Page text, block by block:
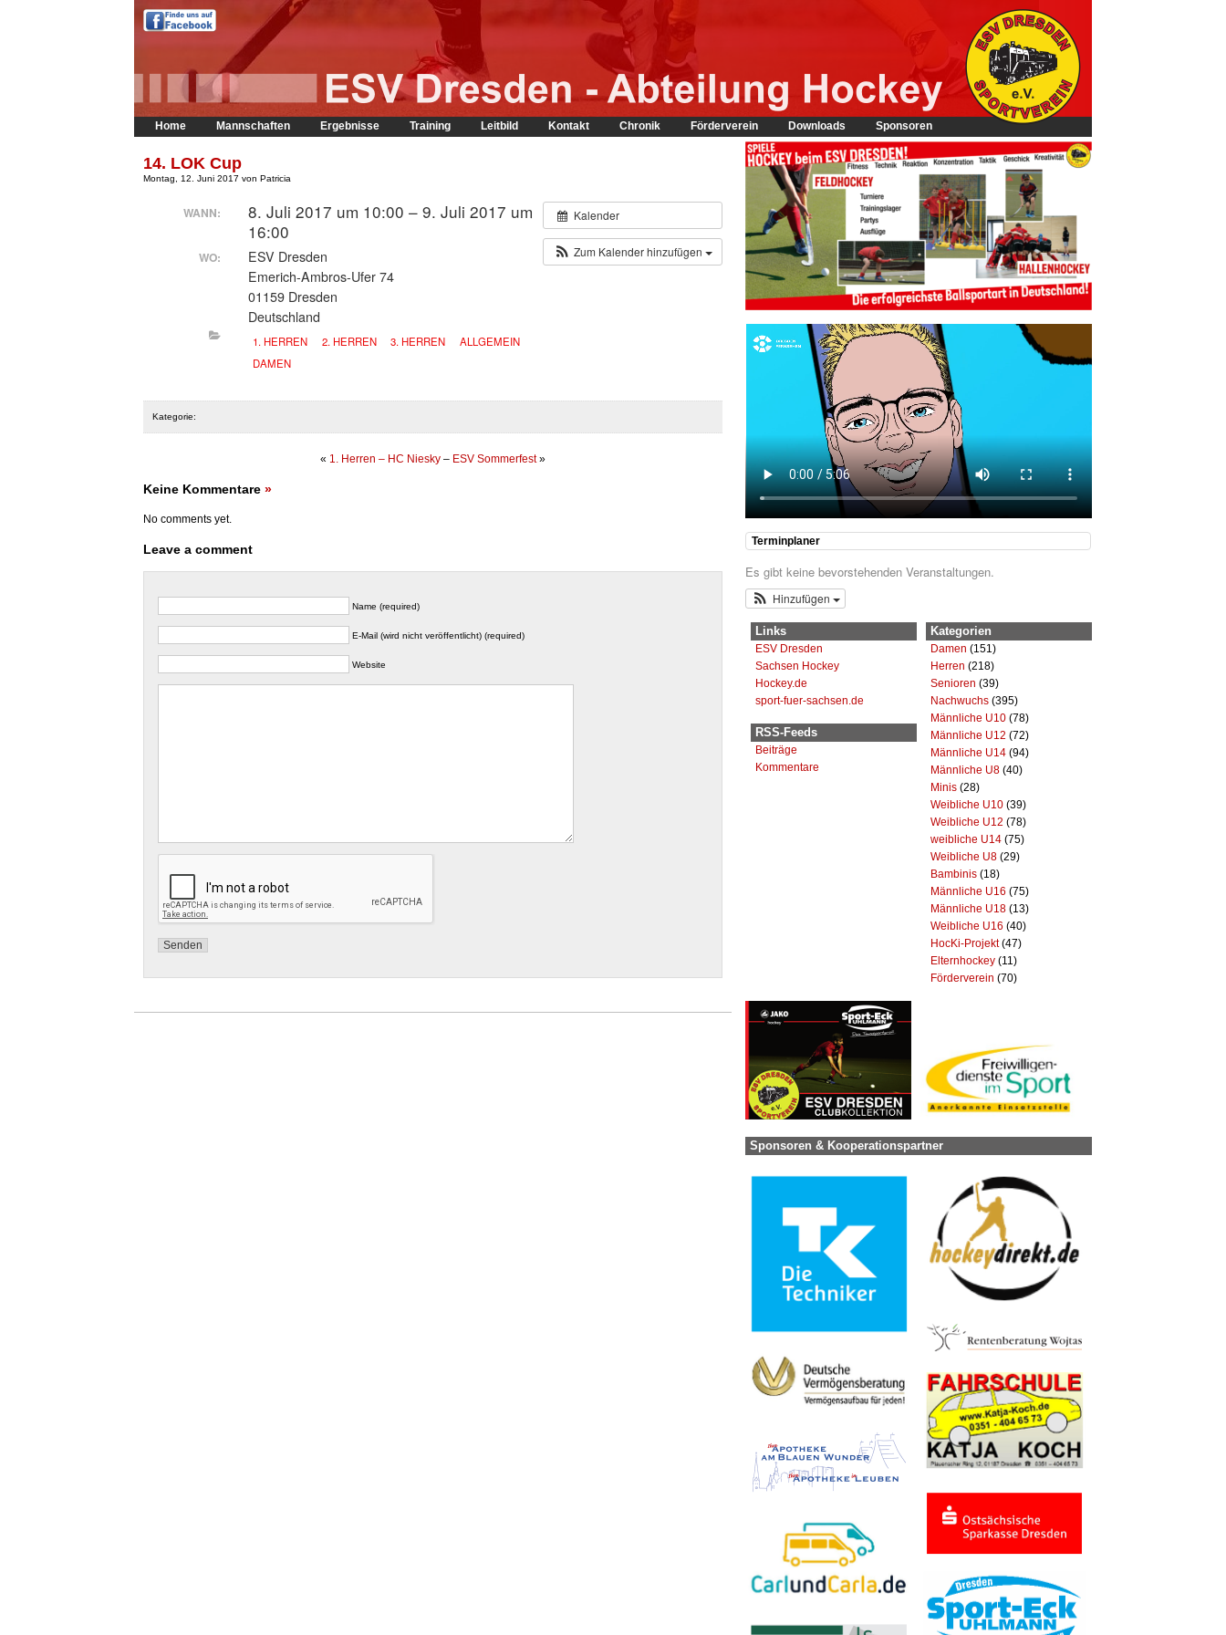
Home Mannschaften Ergebnisse Training Leitbild Kontakt Chronik Förderverein Downloads Sponsoren
Terminplaner
Es gibt keine bevorstehenden Veranstaltungen.
Hinzufügen
Kategorien
Damen (151)
Herren (218)
Senioren (39)
Nachwuchs (395)
Männliche U10 (78)
Männliche U12 (72)
Männliche U14 (94)
Männliche U8 (40)
Minis (28)
Weibliche U10 (39)
Weibliche U12 (78)
weibliche U14 (75)
Weibliche U8 (29)
Bambinis (18)
Männliche U16 (75)
Männliche U18 (13)
Weibliche U16 (40)
HocKi-Projekt(47)
Elternhockey (11)
Förderverein (70)
Links
ESV Dresden
Sachsen Hockey
Hockey.de
sport-fuer-sachsen.de
RSS-Feeds
Beiträge
Kommentare
Sponsoren & Kooperationspartner
14. LOK Cup
Montag, 12. Juni 2017 von Patricia
Kalender
Zum Kalender hinzufügen
WANN:
8. Juli 2017 um 10:00 – 9. Juli 2017 um
16:00
WO:
ESV Dresden
Emerich-Ambros-Ufer 74
01159 Dresden
Deutschland
1. HERREN 2. HERREN 3. HERREN
ALLGEMEIN
DAMEN
Kategorie:
« 1. Herren – HC Niesky – ESV Sommerfest»
Keine Kommentare »
No comments yet.
Leave a comment
Name (required)
E-Mail (wird nicht veröffentlicht) (required)
Website